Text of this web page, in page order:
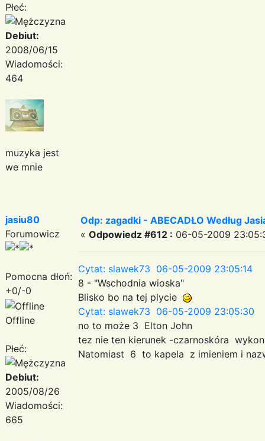
Płeć:
Debiut:
2008/06/15
Wiadomości:
464
muzyka jest
we mnie
jasiu80
Forumowicz
Pomocna dłoń:
+0/-0
Offline
Płeć:
Debiut:
2005/08/26
Wiadomości:
665
Odp: zagadki - ABECADŁO Według
« Odpowiedz #612 : 06-05-2009
Cytat: slawek73 06-05-2009 23:05:14
8 - "Wschodnia wioska"
Blisko bo na tej plycie
Cytat: slawek73 06-05-2009 23:05:30
no to może 3 Elton John
tez nie ten kierunek -czarnoskóra
Natomiast 6 to kapela z imieniem i